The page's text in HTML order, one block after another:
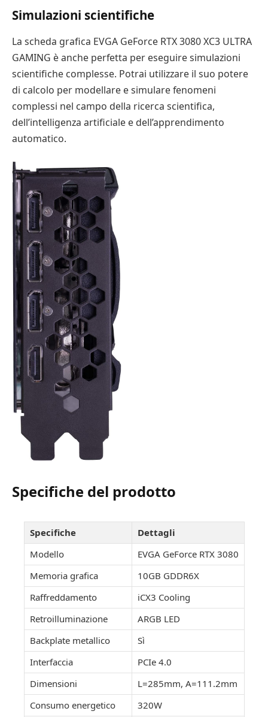
Simulazioni scientifiche
La scheda grafica EVGA GeForce RTX 3080 XC3 ULTRA
GAMING è anche perfetta per eseguire simulazioni
scientifiche complesse. Potrai utilizzare il suo potere
di calcolo per modellare e simulare fenomeni
complessi nel campo della ricerca scientifica,
dell’intelligenza artificiale e dell’apprendimento
automatico.
Specifiche del prodotto
Specifiche
Dettagli
Modello
EVGA GeForce RTX 3080
Memoria grafica
10GB GDDR6X
Raffreddamento
iCX3 Cooling
Retroilluminazione
ARGB LED
Backplate metallico
Sì
Interfaccia
PCIe 4.0
Dimensioni
L=285mm, A=111.2mm
Consumo energetico
320W